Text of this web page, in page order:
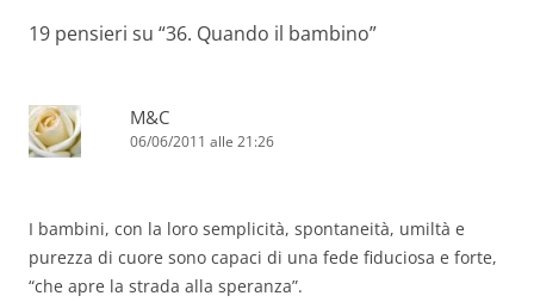
19 pensieri su “36. Quando il bambino”
M&C
06/06/2011 alle 21:26
I bambini, con la loro semplicità, spontaneità, umiltà e
purezza di cuore sono capaci di una fede fiduciosa e forte,
“che apre la strada alla speranza”.